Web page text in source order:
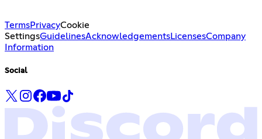
TermsPrivacyCookie
SettingsGuidelinesAcknowledgementsLicensesCompany
Information
Social